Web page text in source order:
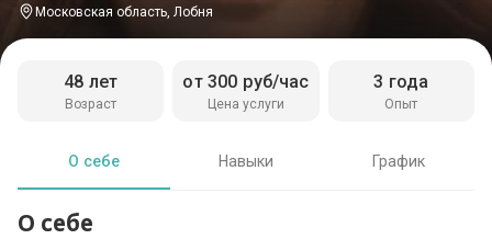
Московская область, Лобня
Возраст
48 лет
Цена услуги
от 300 руб/час
Опыт
3 года
О себе Навыки График
О себе